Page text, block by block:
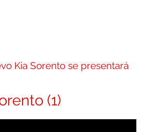
Kia Sorento se presentará
(1)